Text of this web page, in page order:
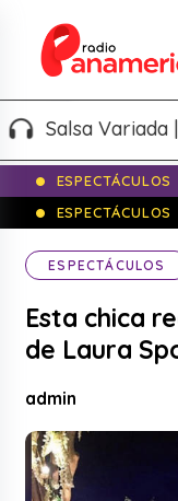
Salsa Variada |
ESPECTÁCULOS
ESPECTÁCULOS
ESPECTÁCULOS
Esta chica
de Laura
admin